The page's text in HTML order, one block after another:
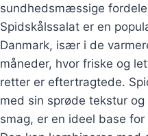
sundhedsmæssige fordele
Spidskålssalat er en
Danmark, især i de
måneder, hvor friske og
retter er eftertragtede.
med sin sprøde tekstur og
smag, er en ideel base for